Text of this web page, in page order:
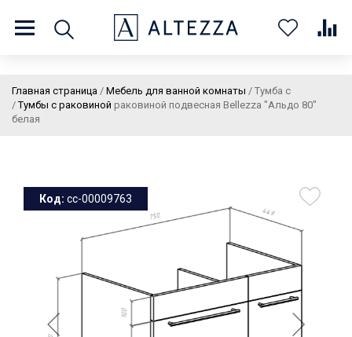
8 (800) 201 60 03 9:00 - 21:00 ПН-ВС
Личный кабинет
Каталог 0
Главная страница / Мебель для ванной комнаты
/ Тумбы с раковиной
/ Тумба с
раковиной подвесная Bellezza "Альдо 80"
белая
Код: cc-00009763